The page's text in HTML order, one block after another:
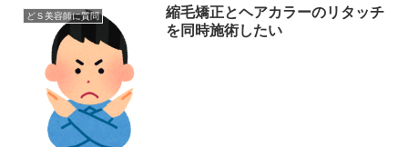
どＳ美容師に質問
縮毛矯正とヘアカラーのリタッチ
を同時施術したい